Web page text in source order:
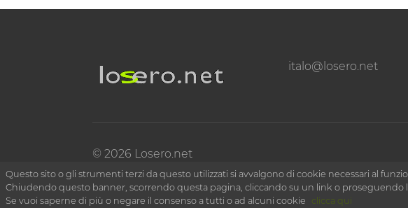
italo@losero.net
© 2026 Losero.net
Questo sito o gli strumenti terzi da questo utilizzati si avvalgono di cookie necessari al
Chiudendo questo banner, scorrendo questa pagina, cliccando su un link o proseguendo
Se vuoi saperne di più o negare il consenso a tutti o ad alcuni cookie
clicca qui